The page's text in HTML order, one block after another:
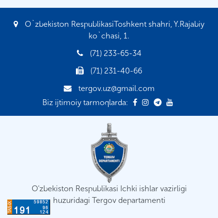
O`zbekiston RespublikasiToshkent shahri, Y.Rajabiy
ko`chasi, 1.
(71) 233-65-34
(71) 231-40-66
tergov.uz@gmail.com
Biz ijtimoiy tarmoqlarda:
O'zbekiston Respublikasi Ichki ishlar vazirligi
huzuridagi Tergov departamenti